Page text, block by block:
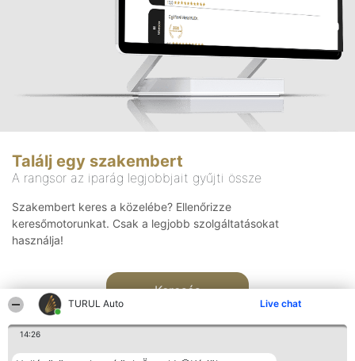
TURUL Auto Live chat
14:26
Találj egy szakembert
A rangsor az iparág legjobbjait gyűjti össze
Szakembert keres a közelébe? Ellenőrizze
keresőmotorunkat. Csak a legjobb szolgáltatásokat
használja!
Keresés